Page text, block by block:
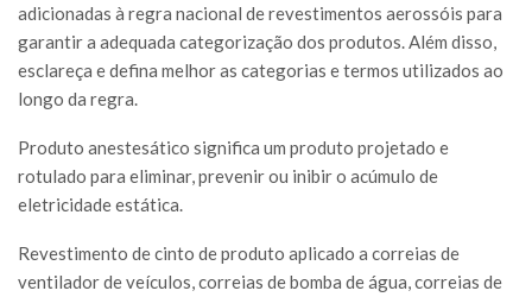
adicionadas à regra nacional de revestimentos aerossóis para
garantir a adequada categorização dos produtos. Além disso,
esclareça e defina melhor as categorias e termos utilizados ao
longo da regra.
Produto anestesático significa um produto projetado e
rotulado para eliminar, prevenir ou inibir o acúmulo de
eletricidade estática.
Revestimento de cinto de produto aplicado a correias de
ventilador de veículos, correias de bomba de água, correias de